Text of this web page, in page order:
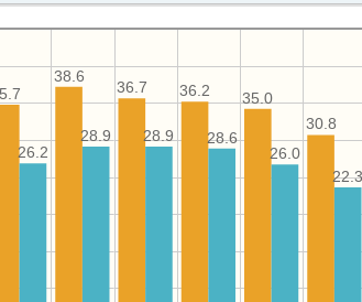
30.8
35.0
36.2
36.7
38.6
26.0
28.6
28.9
28.9
26.2